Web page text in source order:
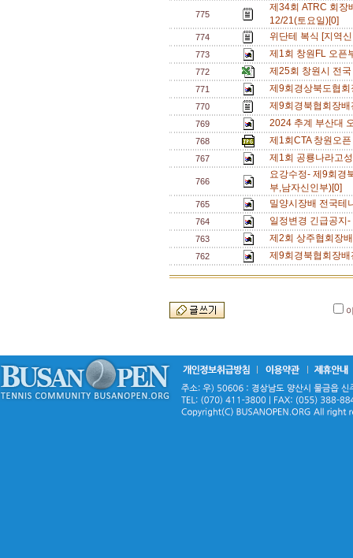
775
제34회 ATRC 회장
12/21(토요일)[0]
774 위단테 복식 [지역
773 제1회 창원FL 오픈
772 제25회 창원시 전
771 제9회경상북도협
770 제9회경북협회장
769 2024 추계 부산대
768 제1회CTA 창원오
767 제1회 공룡나라고
766
요강수정- 제9회경
부,남자신인부)[0]
765 밀양시장배 전국
764 일정변경 긴급공지
763 제2회 상주협회장
762 제9회경북협회장